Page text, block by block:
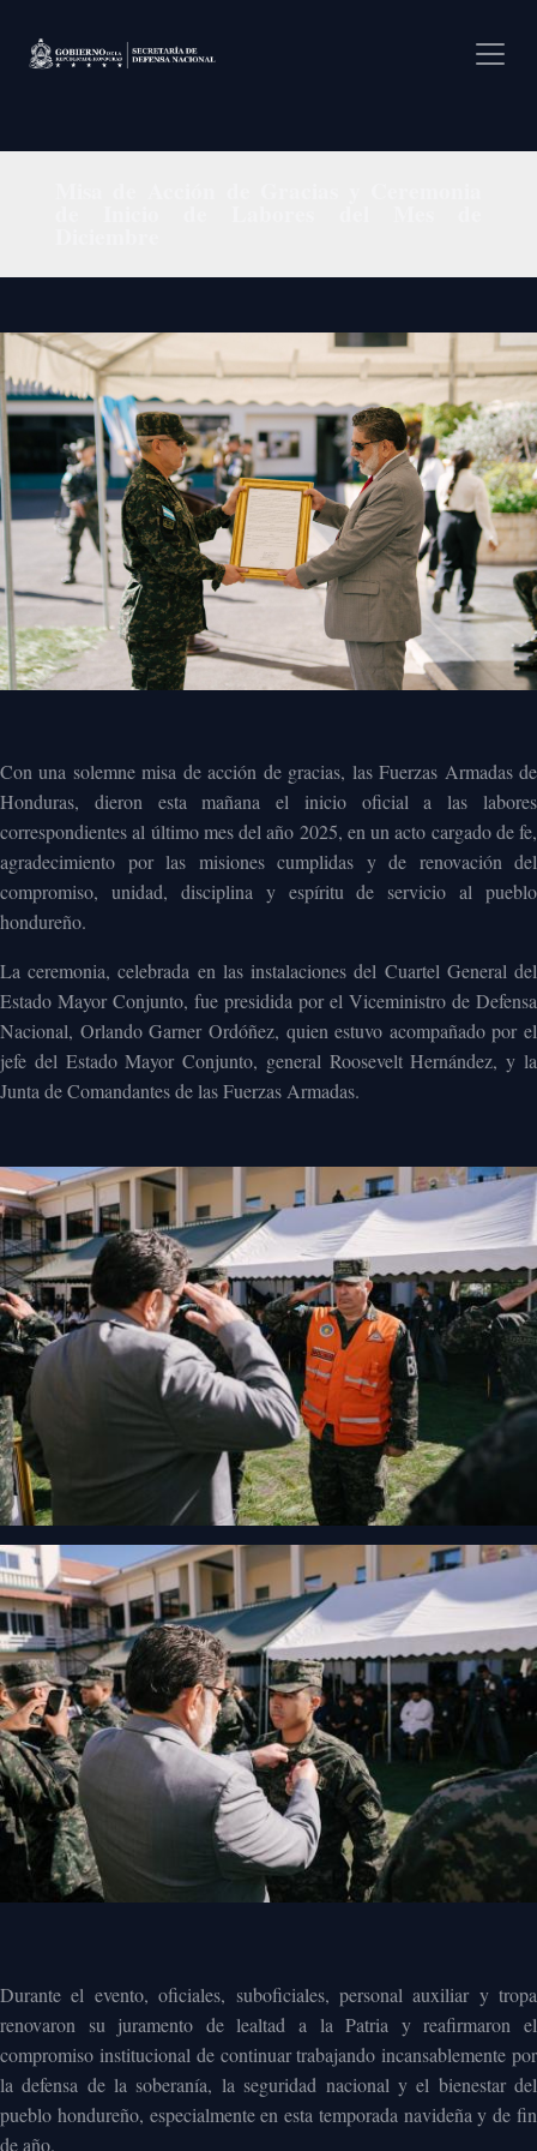
Con una solemne misa de acción de gracias, las Fuerzas Armadas de
Honduras, dieron esta mañana el inicio oficial a las labores
correspondientes al último mes del año 2025, en un acto cargado de fe,
agradecimiento por las misiones cumplidas y de renovación del
compromiso, unidad, disciplina y espíritu de servicio al pueblo
hondureño.
La ceremonia, celebrada en las instalaciones del Cuartel General del
Estado Mayor Conjunto, fue presidida por el Viceministro de Defensa
Nacional, Orlando Garner Ordóñez, quien estuvo acompañado por el
jefe del Estado Mayor Conjunto, general Roosevelt Hernández, y la
Junta de Comandantes de las Fuerzas Armadas.
Durante el evento, oficiales, suboficiales, personal auxiliar y tropa
renovaron su juramento de lealtad a la Patria y reafirmaron el
compromiso institucional de continuar trabajando incansablemente por
la defensa de la soberanía, la seguridad nacional y el bienestar del
pueblo hondureño, especialmente en esta temporada navideña y de fin
de año.